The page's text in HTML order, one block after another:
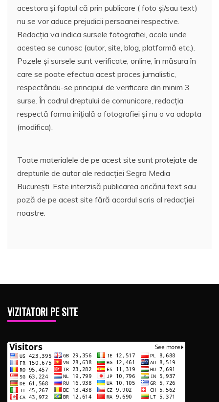
acestora și faptul că prin publicare ( foto și/sau text)
nu se vor aduce prejudicii persoanei respective.
Redacția va indica sursele fotografiei, acolo unde
acestea se cunosc (autor, site, blog, platformă etc.).
Pozele și sursele sunt verificate, online, în măsura în
care se poate efectua acest proces jurnalistic,
respectându-se principiul de verificare din minim 3
surse. În cadrul dreptului de comunicare, redacția
respectă forma inițială a fotografiei și nu o va adapta
(modifica).
Toate materialele de pe acest site sunt protejate de
drepturile de autor ale redacției Segra Media
București. Este interzisă publicarea oricărui text sau
poză de pe acest site fără acordul scris al redacției
noastre.
VIZITATORI PE SITE